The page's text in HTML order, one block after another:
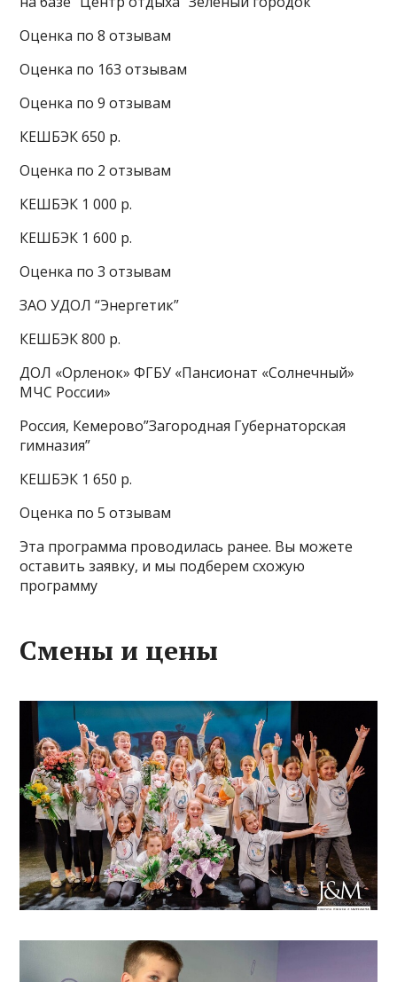
Оценка по 8 отзывам
Оценка по 163 отзывам
Оценка по 9 отзывам
КЕШБЭК 650 р.
Оценка по 2 отзывам
КЕШБЭК 1 000 р.
КЕШБЭК 1 600 р.
Оценка по 3 отзывам
ЗАО УДОЛ “Энергетик”
КЕШБЭК 800 р.
ДОЛ «Орленок» ФГБУ «Пансионат «Солнечный»
МЧС России»
Россия, Кемерово”Загородная Губернаторская
гимназия”
КЕШБЭК 1 650 р.
Оценка по 5 отзывам
Эта программа проводилась ранее. Вы можете
оставить заявку, и мы подберем схожую
программу
Смены и цены